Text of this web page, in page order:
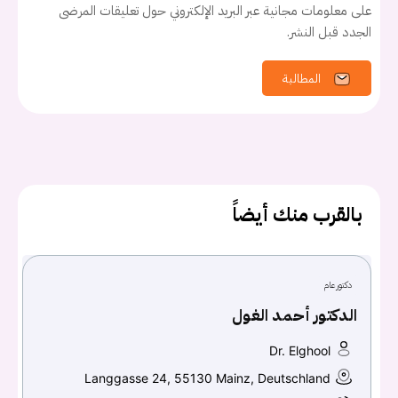
يجب عليك تسجيل الدخول حتى يمكنك طرح سؤال.
تسجيل الدخول
على معلومات مجانية عبر البريد الإلكتروني حول تعليقات المرضى
الجدد قبل النشر.
المطالبة
بالقرب منك أيضاً
دكتور عام
الدكتور أحمد الغول
Dr. Elghool
Langgasse 24, 55130 Mainz, Deutschland